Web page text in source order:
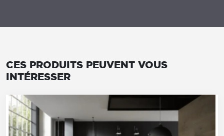
CES PRODUITS PEUVENT VOUS
INTÉRESSER